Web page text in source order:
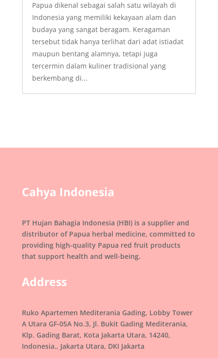
Papua dikenal sebagai salah satu wilayah di
Indonesia yang memiliki kekayaan alam dan
budaya yang sangat beragam. Keragaman
tersebut tidak hanya terlihat dari adat istiadat
maupun bentang alamnya, tetapi juga
tercermin dalam kuliner tradisional yang
berkembang di...
Cahya Indonesia
PT Hujan Bahagia Indonesia (HBI) is a supplier and
distributor of Papua herbal medicine, committed to
providing high-quality Papua red fruit products
that support health and well-being.
Address
Ruko Apartemen Mediterania Gading, Lobby Tower
A Utara GF-05A No.3, Jl. Bukit Gading Mediterania,
Klp. Gading Barat, Kota Jakarta Utara, 14240,
Indonesia., Jakarta Utara, DKI Jakarta